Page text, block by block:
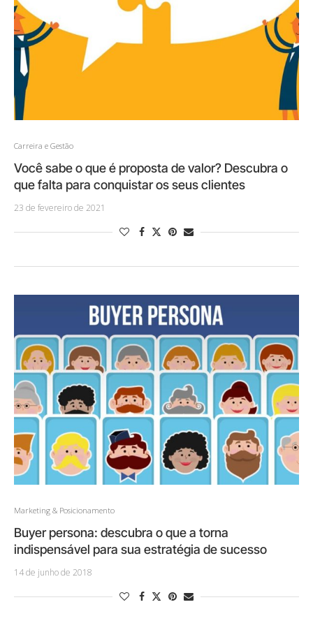
Carreira e Gestão
Você sabe o que é proposta de valor? Descubra o
que falta para conquistar os seus clientes
23 de fevereiro de 2021
Marketing & Posicionamento
Buyer persona: descubra o que a torna
indispensável para sua estratégia de sucesso
14 de junho de 2018